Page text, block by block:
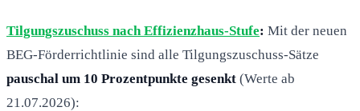
Tilgungszuschuss nach Effizienzhaus-Stufe: Mit der neuen
BEG-Förderrichtlinie sind alle Tilgungszuschuss-Sätze
pauschal um 10 Prozentpunkte gesenkt (Werte ab
21.07.2026):